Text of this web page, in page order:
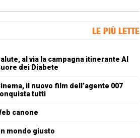
LE PIÙ LETTE
al via la campagna itinerante Al
dei Diabete
il nuovo film dell’agente 007
tutti
canone
mondo giusto